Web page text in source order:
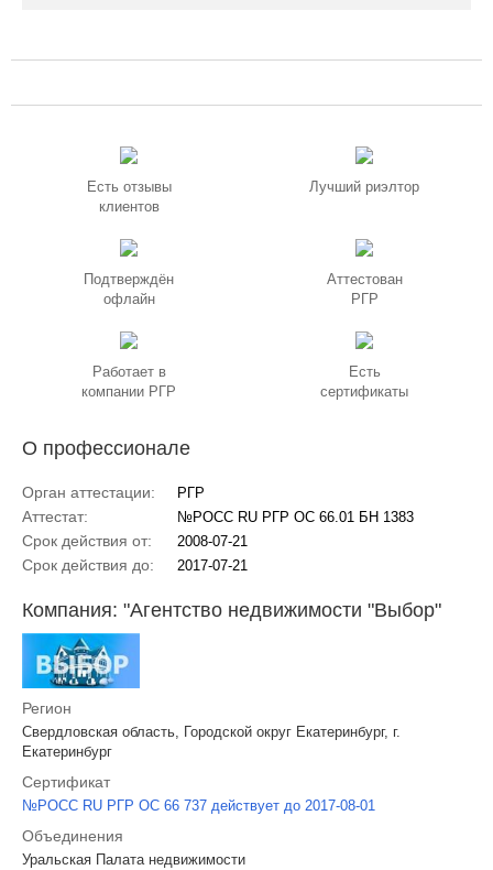
Есть отзывы
клиентов
Лучший риэлтор
Подтверждён
офлайн
Аттестован
РГР
Работает в
компании РГР
Есть
сертификаты
О профессионале
Орган аттестации: РГР
Аттестат: №РОСС RU РГР ОС 66.01 БН 1383
Срок действия от: 2008-07-21
Срок действия до: 2017-07-21
Компания: "Агентство недвижимости "Выбор"
Регион
Свердловская область, Городской округ Екатеринбург, г.
Екатеринбург
Сертификат
№РОСС RU РГР ОС 66 737 действует до 2017-08-01
Объединения
Уральская Палата недвижимости